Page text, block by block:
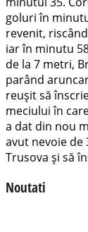
goluri în
revenit,
iar în minutu
de la 7 metri,
parând
reușit să
meciului în
a dat din nou
avut nevoie
Trusova și să
Noutati